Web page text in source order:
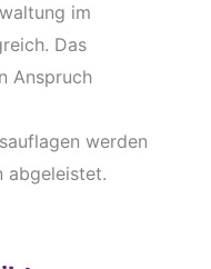
im
Das
Anspruch
werden
abgeleistet.